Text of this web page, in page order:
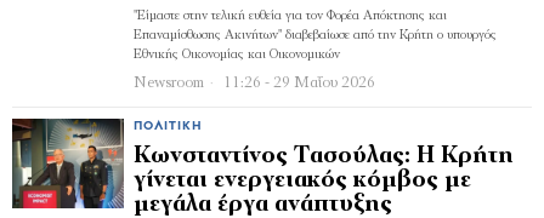
"Είμαστε στην τελική ευθεία για τον Φορέα Απόκτησης και
Επαναμίσθωσης Ακινήτων" διαβεβαίωσε από την Κρήτη ο υπουργός
Εθνικής Οικονομίας και Οικονομικών
Newsroom 11:26 - 29 Μαΐου 2026
ΠΟΛΙΤΙΚΉ
Κωνσταντίνος Τασούλας: Η Κρήτη
γίνεται ενεργειακός κόμβος με
μεγάλα έργα ανάπτυξης